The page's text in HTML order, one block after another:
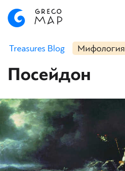
Treasures Blog Мифология
Посейдон